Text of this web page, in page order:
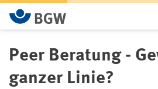
Zum Hauptinhalt springen
Peer Beratung -
ganzer Linie?